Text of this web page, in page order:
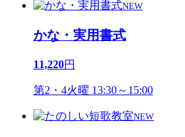
NEW
かな・実用書式
11,220円
第2・4火曜 13:30～15:00
NEW